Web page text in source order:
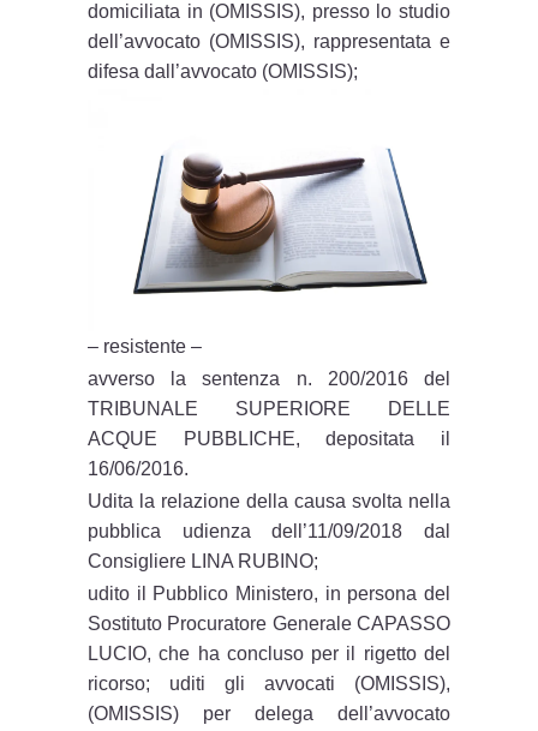
domiciliata in (OMISSIS), presso lo studio
dell’avvocato (OMISSIS), rappresentata e
difesa dall’avvocato (OMISSIS);
– resistente –
avverso la sentenza n. 200/2016 del
TRIBUNALE SUPERIORE DELLE
ACQUE PUBBLICHE, depositata il
16/06/2016.
Udita la relazione della causa svolta nella
pubblica udienza dell’11/09/2018 dal
Consigliere LINA RUBINO;
udito il Pubblico Ministero, in persona del
Sostituto Procuratore Generale CAPASSO
LUCIO, che ha concluso per il rigetto del
ricorso; uditi gli avvocati (OMISSIS),
(OMISSIS) per delega dell’avvocato